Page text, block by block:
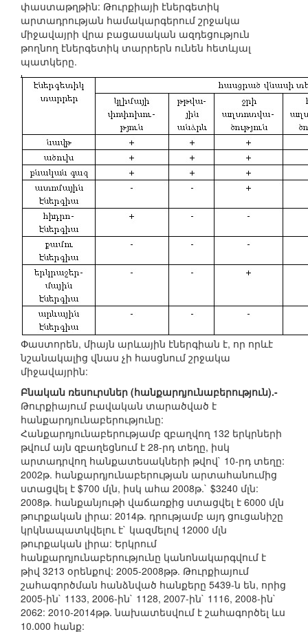
փաստաթղթին: Թուրքիայի էներգետիկ
արտադրության համակարգերում շրջակա
միջավայրի վրա բացասական ազդեցություն
թողնող էներգետիկ տարրերն ունեն հետևյալ
պատկերը.
Փաստորեն, միայն արևային էներգիան է, որ որևէ
նշանակալից վնաս չի հասցնում շրջակա
միջավայրին:
Բնական ռեսուրսներ (հանքարդյունաբերություն).-
Թուրքիայում բավական տարածված է
հանքարդյունաբերությունը:
Հանքարդյունաբերությամբ զբաղվող 132 երկրների
թվում այն զբաղեցնում է 28-րդ տեղը, իսկ
արտադրվող հանքատեսակների թվով` 10-րդ տեղը:
2002թ. հանքարդյունաբերության արտահանումից
ստացվել է $700 մլն, իսկ ահա 2008թ.` $3240 մլն:
2008թ. հանքանյութի վաճառքից ստացվել է 6000 մլն
թուրքական լիրա: 2014թ. դրությամբ այդ ցուցանիշը
կրկնապատկվելու է` կազմելով 12000 մլն
թուրքական լիրա: Երկրում
հանքարդյունաբերությունը կանոնակարգվում է
թիվ 3213 օրենքով: 2005-2008թթ. Թուրքիայում
շահագործման հանձնված հանքերը 5439-ն են, որից
2005-ին` 1133, 2006-ին` 1128, 2007-ին` 1116, 2008-ին`
2062: 2010-2014թթ. նախատեսվում է շահագործել ևս
10.000 հանք: